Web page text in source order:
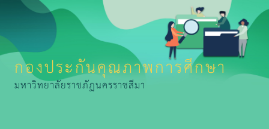
กองประกันคุณภาพการศึกษา
มหาวิทยาลัยราชภัฏนครราชสีมา